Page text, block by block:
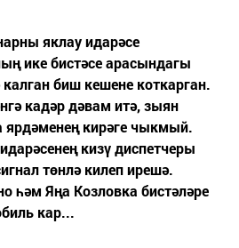
яклау идарәсе
ике бистәсе арасындагы
биш кешене коткарган.
кадәр дәвам итә, зыян
ярдәменең кирәге чыкмый.
кизү диспетчеры
төнлә килеп ирешә.
һәм Яңа Козловка бистәләре
кар...